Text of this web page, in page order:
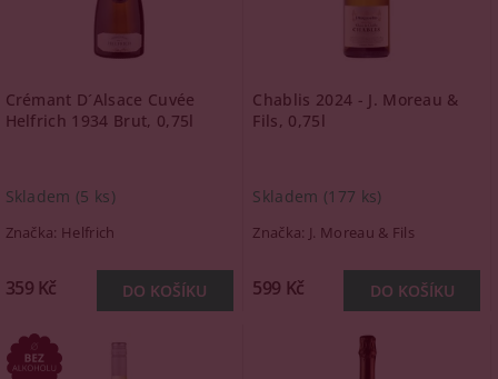
Crémant D´Alsace Cuvée
Helfrich 1934 Brut, 0,75l
Skladem (5 ks)
Značka: Helfrich
359 Kč
Chablis 2024 - J. Moreau &
Fils, 0,75l
Skladem (177 ks)
Značka: J. Moreau & Fils
599 Kč